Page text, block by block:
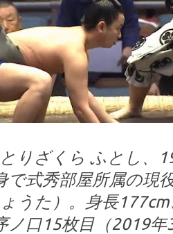
りざくら ふとし、
で式秀部屋所属の現
うた）。身長
ノ口15枚目（2019年